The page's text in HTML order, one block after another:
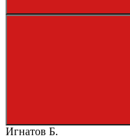
Игнатов Б.